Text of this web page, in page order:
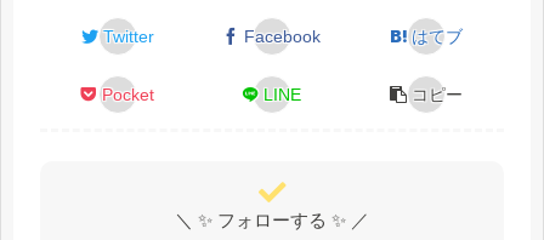
Twitter Facebook はてブ
Pocket LINE コピー
＼ ✨ フォローする ✨ ／